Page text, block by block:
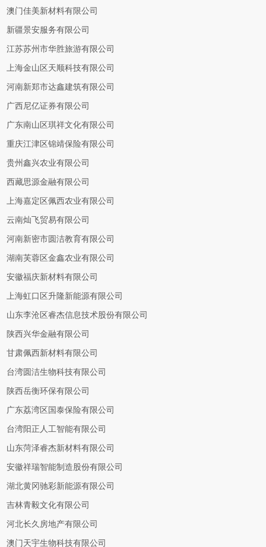
澳门佳美新材料有限公司
新疆景安服务有限公司
江苏苏州市华胜旅游有限公司
上海金山区天顺科技有限公司
河南新郑市达鑫建筑有限公司
广西尼亿证券有限公司
广东南山区琪祥文化有限公司
重庆江津区锦靖保险有限公司
贵州鑫兴农业有限公司
西藏思源金融有限公司
上海嘉定区佩西农业有限公司
云南灿飞贸易有限公司
河南新密市圆洁教育有限公司
湖南芙蓉区金鑫农业有限公司
安徽福庆新材料有限公司
上海虹口区升隆新能源有限公司
山东李沧区睿杰信息技术股份有限公司
陕西兴华金融有限公司
甘肃佩西新材料有限公司
台湾圆洁生物科技有限公司
陕西岳衡环保有限公司
广东荔湾区国泰保险有限公司
台湾阳正人工智能有限公司
山东菏泽睿杰新材料有限公司
安徽祥瑞智能制造股份有限公司
湖北黄冈驰彩新能源有限公司
吉林青毅文化有限公司
河北长久房地产有限公司
澳门天宇生物科技有限公司